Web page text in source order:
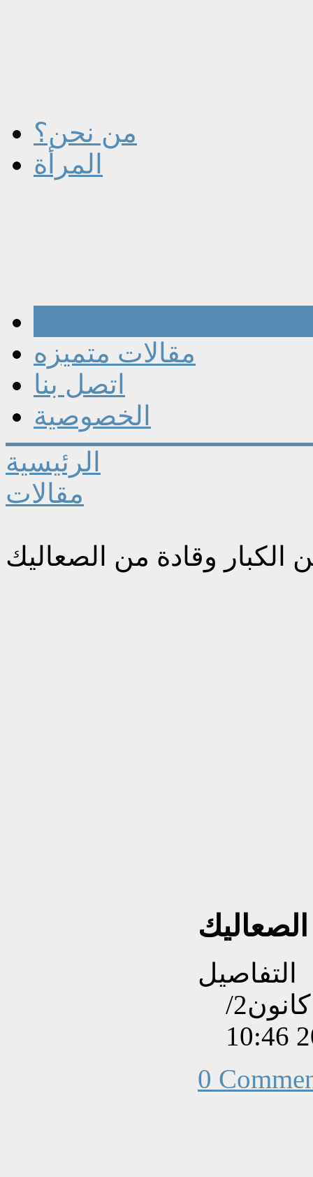
من نحن؟
المرأة
مقالات متميزه
اتصل بنا
الخصوصية
الرئيسية
مقالات
الكبار وقادة من الصعاليك
التفاصيل
تم إنشاءه بتاريخ الأحد, 13 كانون2/
0